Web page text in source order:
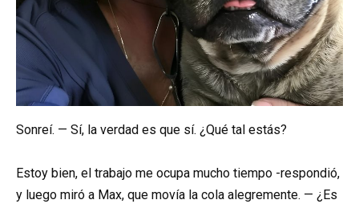
Sonreí. — Sí, la verdad es que sí. ¿Qué tal estás?
Estoy bien, el trabajo me ocupa mucho tiempo -respondió,
y luego miró a Max, que movía la cola alegremente. — ¿Es